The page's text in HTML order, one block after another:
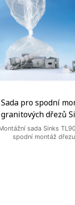
Sada pro spodní
granitových dřezů
sada Sinks
spodní montáž